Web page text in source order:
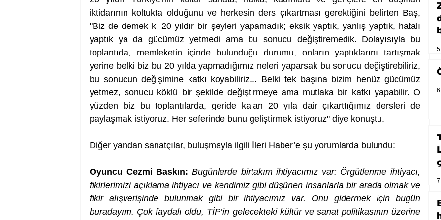
iktidarının koltukta olduğunu ve herkesin ders çıkartması gerektiğini belirten Baş,
"Biz de demek ki 20 yıldır bir şeyleri yapamadık; eksik yaptık, yanlış yaptık, hatalı
yaptık ya da gücümüz yetmedi ama bu sonucu değiştiremedik. Dolayısıyla bu
toplantıda, memleketin içinde bulunduğu durumu, onların yaptıklarını tartışmak
yerine belki biz bu 20 yılda yapmadığımız neleri yaparsak bu sonucu değiştirebiliriz,
bu sonucun değişimine katkı koyabiliriz... Belki tek başına bizim henüz gücümüz
yetmez, sonucu köklü bir şekilde değiştirmeye ama mutlaka bir katkı yapabilir. O
yüzden biz bu toplantılarda, geride kalan 20 yıla dair çıkarttığımız dersleri de
paylaşmak istiyoruz. Her seferinde bunu geliştirmek istiyoruz" diye konuştu.
Diğer yandan sanatçılar, buluşmayla ilgili İleri Haber’e şu yorumlarda bulundu:
Oyuncu Cezmi Baskın: Bugünlerde birtakım ihtiyacımız var: Örgütlenme ihtiyacı,
fikirlerimizi açıklama ihtiyacı ve kendimiz gibi düşünen insanlarla bir arada olmak ve
fikir alışverişinde bulunmak gibi bir ihtiyacımız var. Onu gidermek için bugün
buradayım. Çok faydalı oldu, TİP’in gelecekteki kültür ve sanat politikasının üzerine
5
6
7